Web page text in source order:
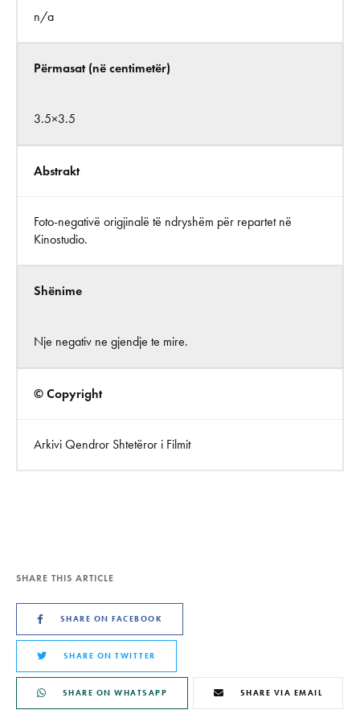
n/a
Përmasat (në centimetër)
3.5×3.5
Abstrakt
Foto-negativë origjinalë të ndryshëm për repartet në
Kinostudio.
Shënime
Nje negativ ne gjendje te mire.
© Copyright
Arkivi Qendror Shtetëror i Filmit
SHARE THIS ARTICLE
SHARE ON FACEBOOK
SHARE ON TWITTER
SHARE ON WHATSAPP SHARE VIA EMAIL